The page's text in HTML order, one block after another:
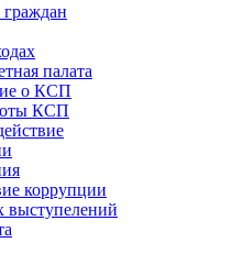
палата
о КСП
КСП
коррупции
выступелений